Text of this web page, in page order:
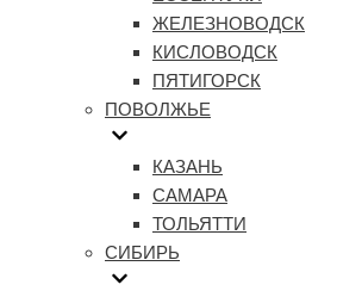
ЖЕЛЕЗНОВОДСК
КИСЛОВОДСК
ПЯТИГОРСК
ПОВОЛЖЬЕ
КАЗАНЬ
САМАРА
ТОЛЬЯТТИ
СИБИРЬ